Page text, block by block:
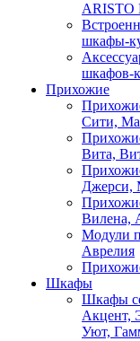
ARISTO
шкафы-
шкафов-
Прихожие
Сити,
Вита,
Джерси,
Вилена,
Модули
Аврелия
Шкафы
Шкафы
Акцент,
Уют,